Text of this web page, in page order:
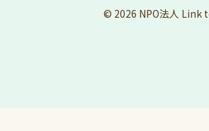
© 2026 NPO法人 Link